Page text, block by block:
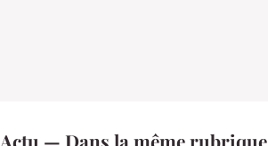
Actu — Dans la même rubrique